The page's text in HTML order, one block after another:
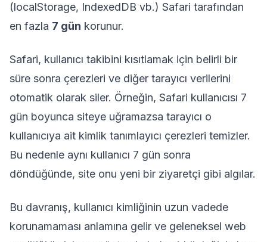
(localStorage, IndexedDB vb.) Safari tarafından
en fazla 7 gün korunur.
Safari, kullanıcı takibini kısıtlamak için belirli bir
süre sonra çerezleri ve diğer tarayıcı verilerini
otomatik olarak siler. Örneğin, Safari kullanıcısı 7
gün boyunca siteye uğramazsa tarayıcı o
kullanıcıya ait kimlik tanımlayıcı çerezleri temizler.
Bu nedenle aynı kullanıcı 7 gün sonra
döndüğünde, site onu yeni bir ziyaretçi gibi algılar.
Bu davranış, kullanıcı kimliğinin uzun vadede
korunamaması anlamına gelir ve geleneksel web